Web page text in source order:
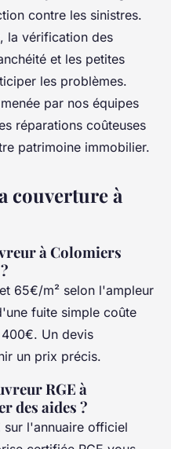
contre les sinistres.
la vérification des
et les petites
les problèmes.
par nos équipes
réparations coûteuses
patrimoine immobilier.
couverture à
à Colomiers
65€/m² selon l'ampleur
fuite simple coûte
Un devis
un prix précis.
RGE à
des aides ?
sur l'annuaire officiel